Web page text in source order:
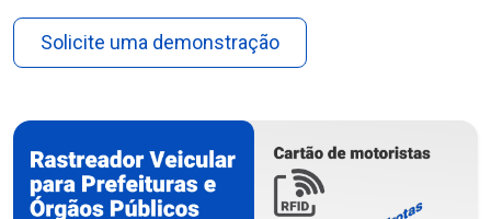
Solicite uma demonstração